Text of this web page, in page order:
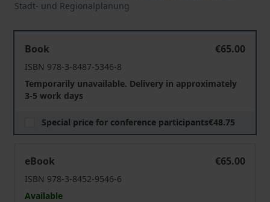
Stadt- und Regionalplanung
Book
€65.00
ISBN 978-3-8487-5346-8
Temporarily unavailable. Delivery in approximately
3-5 work days
Special price for conference participants€48.75
eBook
€65.00
ISBN 978-3-8452-9546-6
Available